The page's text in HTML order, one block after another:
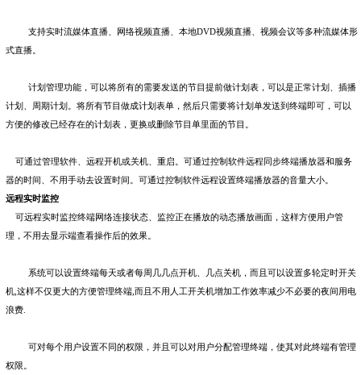
支持实时流媒体直播、网络视频直播、本地DVD视频直播、视频会议等多种流媒体形
式直播。
计划管理功能，可以将所有的需要发送的节目提前做计划表，可以是正常计划、插播
计划、周期计划。将所有节目做成计划表单，然后只需要将计划单发送到终端即可，可以
方便的修改已经存在的计划表，更换或删除节目单里面的节目。
可通过管理软件、远程开机或关机、重启。可通过控制软件远程同步终端播放器和服务
器的时间、不用手动去设置时间。可通过控制软件远程设置终端播放器的音量大小。
远程实时监控
可远程实时监控终端网络连接状态、监控正在播放的动态播放画面，这样方便用户管
理，不用去显示端查看操作后的效果。
系统可以设置终端每天或者每周几几点开机、几点关机，而且可以设置多轮定时开关
机, 这样不仅更大的方便管理终端, 而且不用人工开关机增加工作效率减少不必要的夜间用电
浪费.
可对每个用户设置不同的权限，并且可以对用户分配管理终端，使其对此终端有管理
权限。